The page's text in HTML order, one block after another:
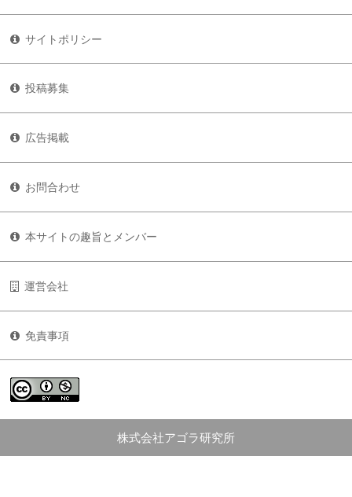
サイトポリシー
投稿募集
広告掲載
お問合わせ
本サイトの趣旨とメンバー
運営会社
免責事項
株式会社アゴラ研究所